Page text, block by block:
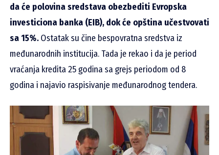
da će polovina sredstava obezbediti Evropska
investiciona banka (EIB), dok će opština učestvovati
sa 15%. Ostatak su čine bespovratna sredstva iz
međunarodnih institucija. Tada je rekao i da je period
vraćanja kredita 25 godina sa grejs periodom od 8
godina i najavio raspisivanje međunarodnog tendera.